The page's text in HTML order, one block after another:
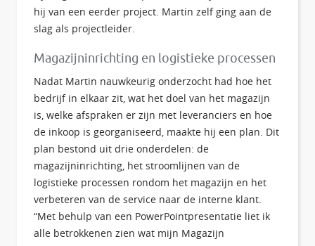
hij van een eerder project. Martin zelf ging aan de
slag als projectleider.
Magazijninrichting en logistieke processen
Nadat Martin nauwkeurig onderzocht had hoe het
bedrijf in elkaar zit, wat het doel van het magazijn
is, welke afspraken er zijn met leveranciers en hoe
de inkoop is georganiseerd, maakte hij een plan. Dit
plan bestond uit drie onderdelen: de
magazijninrichting, het stroomlijnen van de
logistieke processen rondom het magazijn en het
verbeteren van de service naar de interne klant.
“Met behulp van een PowerPointpresentatie liet ik
alle betrokkenen zien wat mijn Magazijn